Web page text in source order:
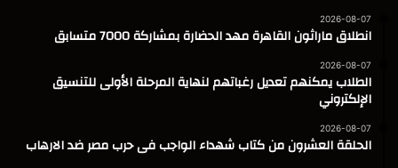
2026-08-07
انطلاق ماراثون القاهرة مهد الحضارة بمشاركة 7000 متسابق
2026-08-07
الطلاب يمكنهم تعديل رغباتهم لنهاية المرحلة الأولى للتنسيق
الإلكتروني
2026-08-07
الحلقة العشرون من كتاب شهداء الواجب فى حرب مصر ضد الارهاب